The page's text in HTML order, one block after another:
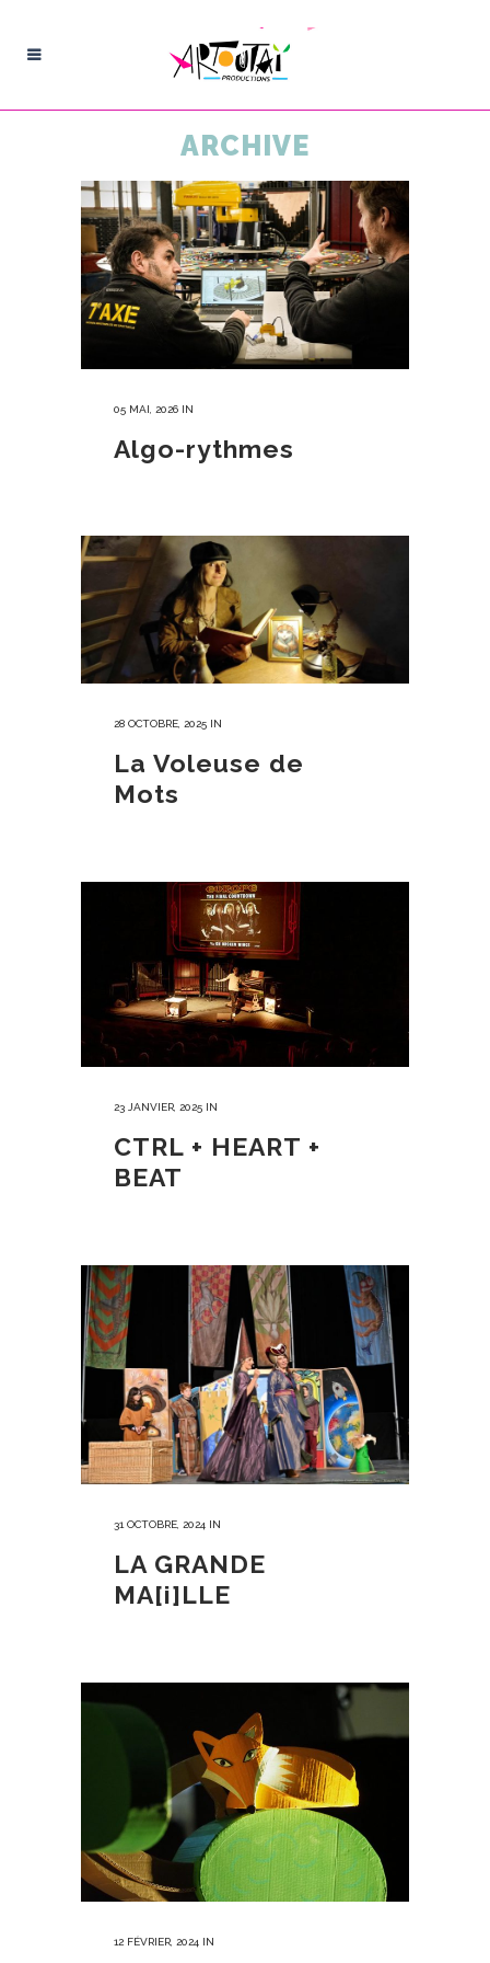
ARCHIVE
05 MAI, 2026 IN
Algo-rythmes
28 OCTOBRE, 2025 IN
La Voleuse de
Mots
23 JANVIER, 2025 IN
CTRL + HEART +
BEAT
31 OCTOBRE, 2024 IN
LA GRANDE
MA[i]LLE
12 FÉVRIER, 2024 IN